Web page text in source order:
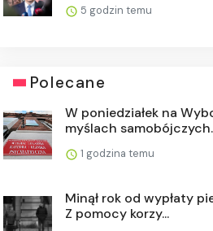
5 godzin temu
Polecane
W poniedziałek na
myślach
1 godzina temu
Minął rok od wypłaty
Z pomocy korzy...